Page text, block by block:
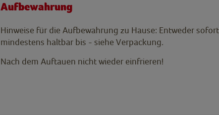
Aufbewahrung
Hinweise für die Aufbewahrung zu Hause: Entweder
mindestens haltbar bis - siehe Verpackung.
Nach dem Auftauen nicht wieder einfrieren!